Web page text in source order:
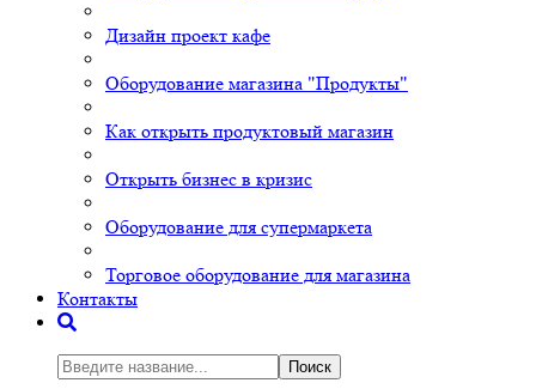
Дизайн проект кафе
Оборудование магазина "Продукты"
Как открыть продуктовый магазин
Открыть бизнес в кризис
Оборудование для супермаркета
Торговое оборудование для магазина
Контакты
Поиск